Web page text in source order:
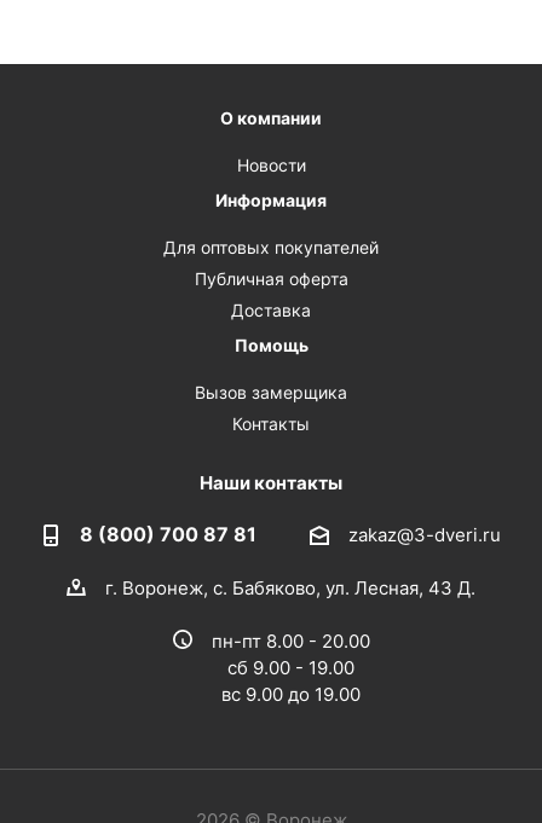
О компании
Новости
Информация
Для оптовых покупателей
Публичная оферта
Доставка
Помощь
Вызов замерщика
Контакты
Наши контакты
8 (800) 700 87 81 zakaz@3-dveri.ru
г. Воронеж, с. Бабяково, ул. Лесная, 43 Д.
пн-пт 8.00 - 20.00
сб 9.00 - 19.00
вс 9.00 до 19.00